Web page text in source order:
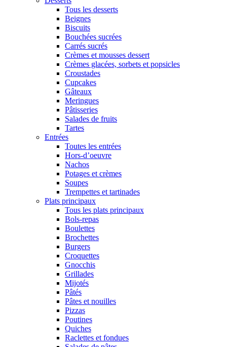
Tous les desserts
Beignes
Biscuits
Bouchées sucrées
Carrés sucrés
Crèmes et mousses dessert
Crèmes glacées, sorbets et popsicles
Croustades
Cupcakes
Gâteaux
Meringues
Pâtisseries
Salades de fruits
Tartes
Entrées
Toutes les entrées
Hors-d’oeuvre
Nachos
Potages et crèmes
Soupes
Trempettes et tartinades
Plats principaux
Tous les plats principaux
Bols-repas
Boulettes
Brochettes
Burgers
Croquettes
Gnocchis
Grillades
Mijotés
Pâtés
Pâtes et nouilles
Pizzas
Poutines
Quiches
Raclettes et fondues